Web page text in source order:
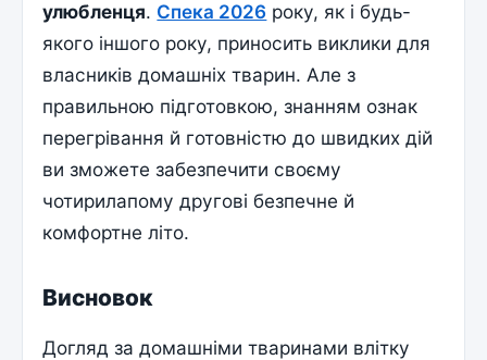
улюбленця. Спека 2026 року, як і будь-
якого іншого року, приносить виклики для
власників домашніх тварин. Але з
правильною підготовкою, знанням ознак
перегрівання й готовністю до швидких дій
ви зможете забезпечити своєму
чотирилапому другові безпечне й
комфортне літо.
Висновок
Догляд за домашніми тваринами влітку